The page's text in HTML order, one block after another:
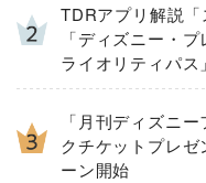
TDRアプリ解説
「ディズニー・
ライオリティパ
とは
「月刊ディズニ
クチケットプレ
ーン開始